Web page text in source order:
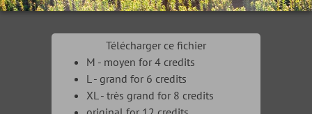
Télécharger ce fichier
M - moyen for 4 credits
L - grand for 6 credits
XL - très grand for 8 credits